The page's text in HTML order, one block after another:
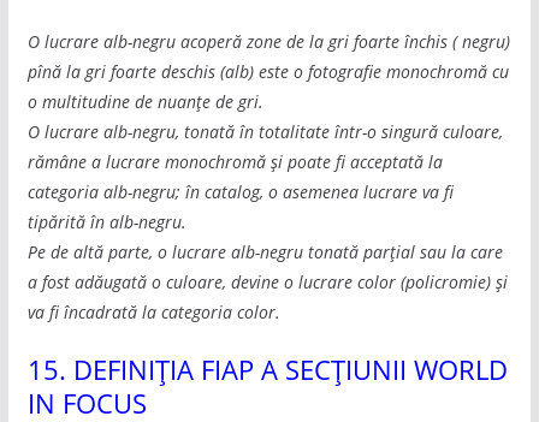
O lucrare alb-negru acoperă zone de la gri foarte închis ( negru)
pînă la gri foarte deschis (alb) este o fotografie monochromă cu
o multitudine de nuanțe de gri.
O lucrare alb-negru, tonată în totalitate într-o singură culoare,
rămâne a lucrare monochromă și poate fi acceptată la
categoria alb-negru; în catalog, o asemenea lucrare va fi
tipărită în alb-negru.
Pe de altă parte, o lucrare alb-negru tonată parțial sau la care
a fost adăugată o culoare, devine o lucrare color (policromie) și
va fi încadrată la categoria color.
15. DEFINIȚIA FIAP A SECȚIUNII WORLD
IN FOCUS